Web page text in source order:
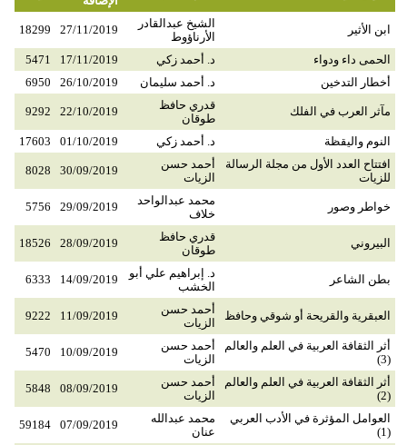
ابن الأثير
الشيخ عبدالقادر
الأرناؤوط
27/11/2019
18299
الحمى داء ودواء د. أحمد زكي 17/11/2019
5471
أخطار التدخين
د. أحمد سليمان 26/10/2019
6950
مآثر العرب في الفلك
قدري حافظ
طوقان
22/10/2019
9292
النوم واليقظة د. أحمد زكي 01/10/2019
17603
افتتاح العدد الأول من مجلة الرسالة
للزيات
أحمد حسن
الزيات
30/09/2019
8028
خواطر وصور
محمد عبدالواحد
خلاف
29/09/2019
5756
البيروني
قدري حافظ
طوقان
28/09/2019
18526
بطن الشاعر
د. إبراهيم علي أبو
الخشب
14/09/2019
6333
العبقرية والقريحة أو شوقي وحافظ
أحمد حسن
الزيات
11/09/2019
9222
أثر الثقافة العربية في العلم والعالم
(3)
أحمد حسن
الزيات
10/09/2019
5470
أثر الثقافة العربية في العلم والعالم
(2)
أحمد حسن
الزيات
08/09/2019
5848
العوامل المؤثرة في الأدب العربي
(1)
محمد عبدالله
عنان
07/09/2019
59184